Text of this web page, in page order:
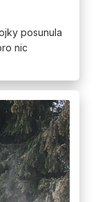
posunula
nic